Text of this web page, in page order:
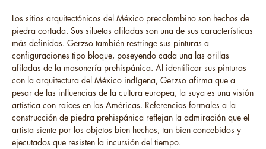
Los sitios arquitectónicos del México precolombino son hechos de
piedra cortada. Sus siluetas afiladas son una de sus características
más definidas. Gerzso también restringe sus pinturas a
configuraciones tipo bloque, poseyendo cada una las orillas
afiladas de la masonería prehispánica. Al identificar sus pinturas
con la arquitectura del México indígena, Gerzso afirma que a
pesar de las influencias de la cultura europea, la suya es una visión
artística con raíces en las Américas. Referencias formales a la
construcción de piedra prehispánica reflejan la admiración que el
artista siente por los objetos bien hechos, tan bien concebidos y
ejecutados que resisten la incursión del tiempo.